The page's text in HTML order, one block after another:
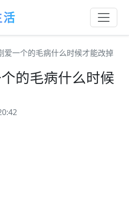
爱一个的毛病什么时候才能改掉
的毛病什么时候